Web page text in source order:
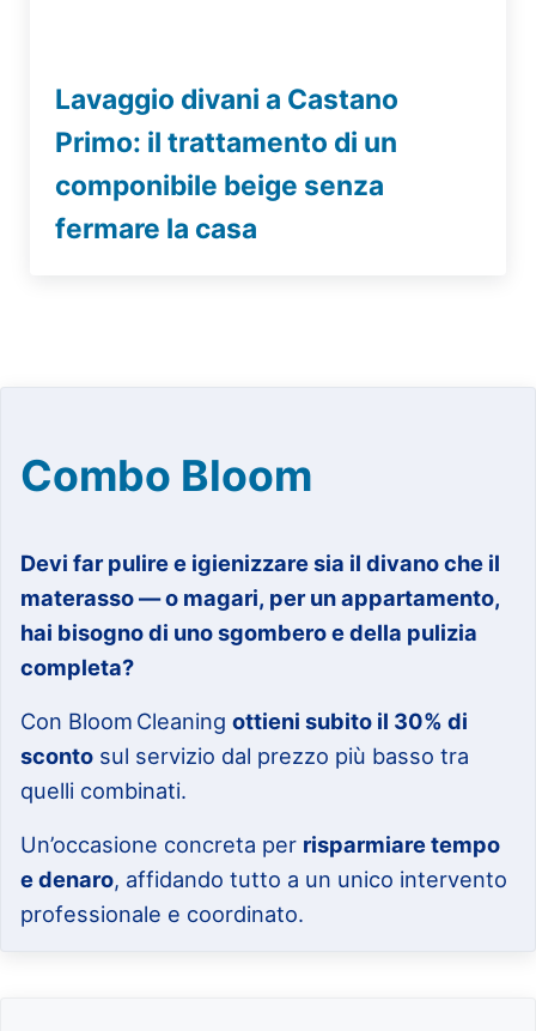
Lavaggio divani a Castano
Primo: il trattamento di un
componibile beige senza
fermare la casa
Combo Bloom
Devi far pulire e igienizzare sia il divano che il
materasso — o magari, per un appartamento,
hai bisogno di uno sgombero e della pulizia
completa?
Con Bloom Cleaningottieni subito il 30% di
sconto sul servizio dal prezzo più basso tra
quelli combinati.
Un’occasione concreta per risparmiare tempo
e denaro, affidando tutto a un unico intervento
professionale e coordinato.